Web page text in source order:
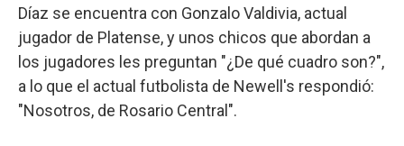
Díaz se encuentra con Gonzalo Valdivia, actual
jugador de Platense, y unos chicos que abordan a
los jugadores les preguntan "¿De qué cuadro son?",
a lo que el actual futbolista de Newell's respondió:
"Nosotros, de Rosario Central".